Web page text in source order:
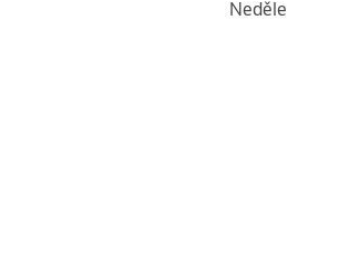
neděle